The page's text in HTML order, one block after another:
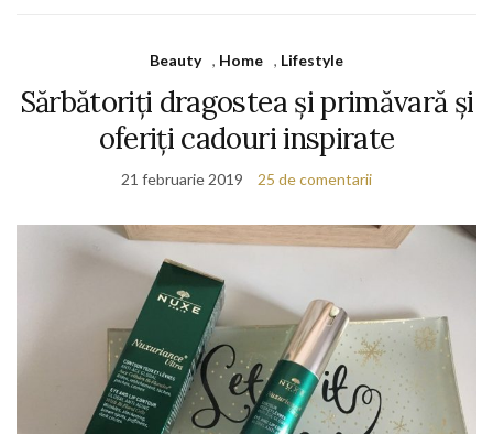
Beauty , Home , Lifestyle
Sărbătoriți dragostea și primăvară și
oferiți cadouri inspirate
21 februarie 2019 25 de comentarii